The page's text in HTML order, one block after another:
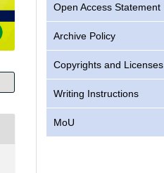
Open Access Statement
Archive Policy
Copyrights and Licenses
Writing Instructions
MoU